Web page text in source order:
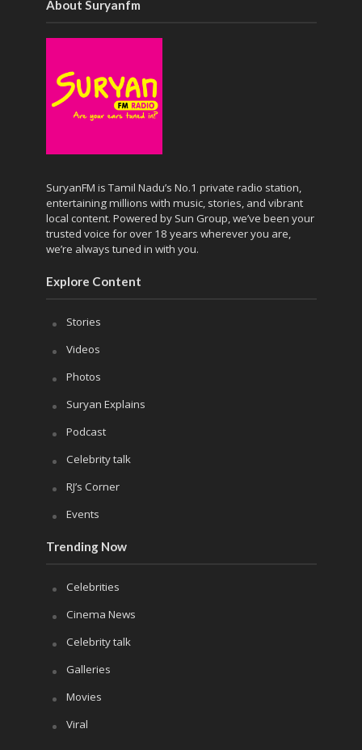
About Suryanfm
SuryanFM is Tamil Nadu’s No.1 private radio station,
entertaining millions with music, stories, and vibrant
local content. Powered by Sun Group, we’ve been your
trusted voice for over 18 years wherever you are,
we’re always tuned in with you.
Explore Content
Stories
Videos
Photos
Suryan Explains
Podcast
Celebrity talk
RJ’s Corner
Events
Trending Now
Celebrities
Cinema News
Celebrity talk
Galleries
Movies
Viral